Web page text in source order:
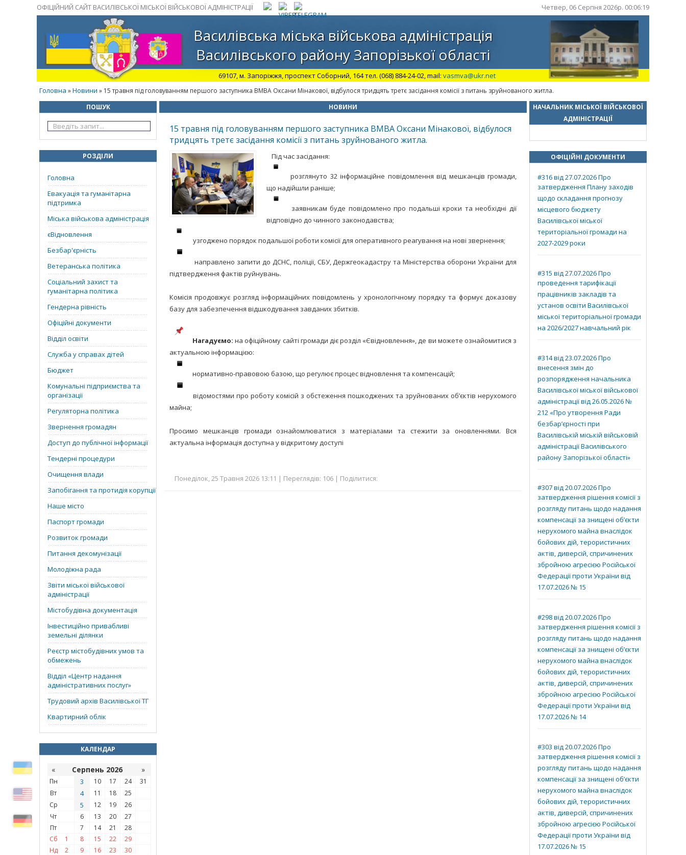
ОФІЦІЙНИЙ САЙТ ВАСИЛІВСЬКОЇ МІСЬКОЇ ВІЙСЬКОВОЇ АДМІНІСТРАЦІЇ Четвер, 06 Серпня 2026р. 00:06:20
Василівська міська військова адміністрація
Василівського району Запорізької області
69107, м. Запоріжжя, проспект Соборний, 164 тел. (068) 884-24-02, mail: vasmva@ukr.net
Головна »Новини » 15 травня під головуванням першого заступника ВМВА Оксани Мінакової, відбулося тридцять третє засідання комісії з питань зруйнованого житла.
ПОШУК
РОЗДІЛИ
Головна
Евакуація та гуманітарна
підтримка
Міська військова адміністрація
єВідновлення
Безбар'єрність
Ветеранська політика
Соціальний захист та
гуманітарна політика
Гендерна рівність
Офіційні документи
Відділ освіти
Служба у справах дітей
Бюджет
Комунальні підприємства та
організації
Регуляторна політика
Звернення громадян
Доступ до публічної інформації
Тендерні процедури
Очищення влади
Запобігання та протидія корупції
Наше місто
Паспорт громади
Розвиток громади
Питання декомунізації
Молодіжна рада
Звіти міської військової
адміністрації
Містобудівна документація
Інвестиційно привабливі
земельні ділянки
Реєстр містобудівних умов та
обмежень
Відділ «‎Центр надання
адміністративних послуг»
Трудовий архів Василівської ТГ
Квартирний облік
КАЛЕНДАР
« Серпень 2026 »
Пн 3 10 17 24
31
Вт
4 11 18
25
Ср
5 12 19
26
Чт
6 13 20
27
Пт
7 14 21
28
Сб
1 8 15 22
29
Нд
2 9 16 23 30
НОВИНИ
15 травня під головуванням першого заступника ВМВА Оксани Мінакової, відбулося
тридцять третє засідання комісії з питань зруйнованого житла.
Під час засідання:
розглянуто 32 інформаційне повідомлення від мешканців громади,
що надійшли раніше;
заявникам буде повідомлено про подальші кроки та необхідні дії
відповідно до чинного законодавства;
узгоджено порядок подальшої роботи комісії для оперативного реагування на нові звернення;
направлено запити до ДСНС, поліції, СБУ, Держгеокадастру та Міністерства оборони України для
підтвердження фактів руйнувань.
Комісія продовжує розгляд інформаційних повідомлень у хронологічному порядку та формує доказову
базу для забезпечення відшкодування завданих збитків.
Нагадуємо: на офіційному сайті громади діє розділ «Євідновлення», де ви можете ознайомитися з
актуальною інформацією:
нормативно-правовою базою, що регулює процес відновлення та компенсацій;
відомостями про роботу комісій з обстеження пошкоджених та зруйнованих об’єктів нерухомого
майна;
Просимо мешканців громади ознайомлюватися з матеріалами та стежити за оновленнями. Вся
актуальна інформація доступна у відкритому доступі
Понеділок, 25 Травня 2026 13:11 | Переглядів: 106 | Поділитися:
НАЧАЛЬНИК МІСЬКОЇ ВІЙСЬКОВОЇ
АДМІНІСТРАЦІЇ
ОФІЦІЙНІ ДОКУМЕНТИ
#316 від 27.07.2026 Про
затвердження Плану заходів
щодо складання прогнозу
місцевого бюджету
Василівської міської
територіальної громади на
2027-2029 роки
#315 від 27.07.2026 Про
проведення тарифікації
працівників закладів та
установ освіти Василівської
міської територіальної громади
на 2026/2027 навчальний рік
#314 від 23.07.2026 Про
внесення змін до
розпорядження начальника
Василівської міської військової
адміністрації від 26.05.2026 №
212 «Про утворення Ради
безбар’єрності при
Василівській міській військовій
адміністрації Василівського
району Запорізької області»
#307 від 20.07.2026 Про
затвердження рішення комісії з
розгляду питань щодо надання
компенсації за знищені об’єкти
нерухомого майна внаслідок
бойових дій, терористичних
актів, диверсій, спричинених
збройною агресією Російської
Федерації проти України від
17.07.2026 № 15
#298 від 20.07.2026 Про
затвердження рішення комісії з
розгляду питань щодо надання
компенсації за знищені об’єкти
нерухомого майна внаслідок
бойових дій, терористичних
актів, диверсій, спричинених
збройною агресією Російської
Федерації проти України від
17.07.2026 № 14
#303 від 20.07.2026 Про
затвердження рішення комісії з
розгляду питань щодо надання
компенсації за знищені об’єкти
нерухомого майна внаслідок
бойових дій, терористичних
актів, диверсій, спричинених
збройною агресією Російської
Федерації проти України від
17.07.2026 № 15